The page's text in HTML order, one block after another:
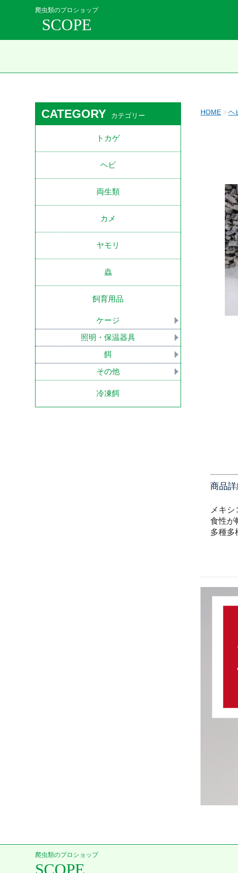
爬虫類のプロショップ
SCOPE
HOME ヘ
商品詳
メキシ
食性が
多種多
CATEGORY カテゴリー
トカゲ
ヘビ
両生類
カメ
ヤモリ
蟲
飼育用品
ケージ
照明・保温器具
餌
その他
冷凍餌
爬虫類のプロショップ